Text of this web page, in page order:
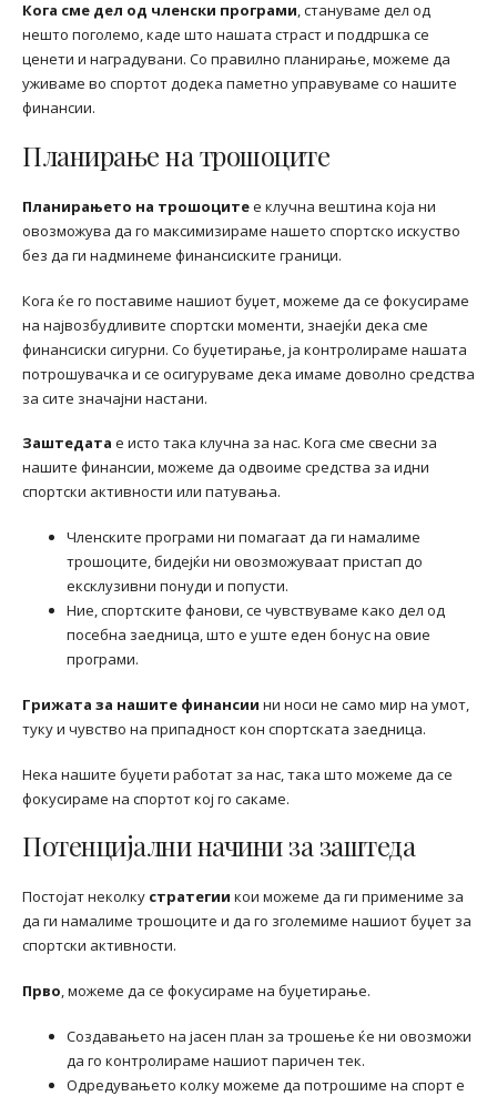
Кога сме дел од членски програми, стануваме дел од
нешто поголемо, каде што нашата страст и поддршка се
ценети и наградувани. Со правилно планирање, можеме да
уживаме во спортот додека паметно управуваме со нашите
финансии.
Планирање на трошоците
Планирањето на трошоцитее клучна вештина која ни
овозможува да го максимизираме нашето спортско искуство
без да ги надминеме финансиските граници.
Кога ќе го поставиме нашиот буџет, можеме да се фокусираме
на највозбудливите спортски моменти, знаејќи дека сме
финансиски сигурни. Со буџетирање, ја контролираме нашата
потрошувачка и се осигуруваме дека имаме доволно средства
за сите значајни настани.
Заштедата е исто така клучна за нас. Кога сме свесни за
нашите финансии, можеме да одвоиме средства за идни
спортски активности или патувања.
Членските програми ни помагаат да ги намалиме
трошоците, бидејќи ни овозможуваат пристап до
ексклузивни понуди и попусти.
Ние, спортските фанови, се чувствуваме како дел од
посебна заедница, што е уште еден бонус на овие
програми.
Грижата за нашите финансии ни носи не само мир на умот,
туку и чувство на припадност кон спортската заедница.
Нека нашите буџети работат за нас, така што можеме да се
фокусираме на спортот кој го сакаме.
Потенцијални начини за заштеда
Постојат неколку стратегии кои можеме да ги примениме за
да ги намалиме трошоците и да го зголемиме нашиот буџет за
спортски активности.
Прво, можеме да се фокусираме на буџетирање.
Создавањето на јасен план за трошење ќе ни овозможи
да го контролираме нашиот паричен тек.
Одредувањето колку можеме да потрошиме на спорт е